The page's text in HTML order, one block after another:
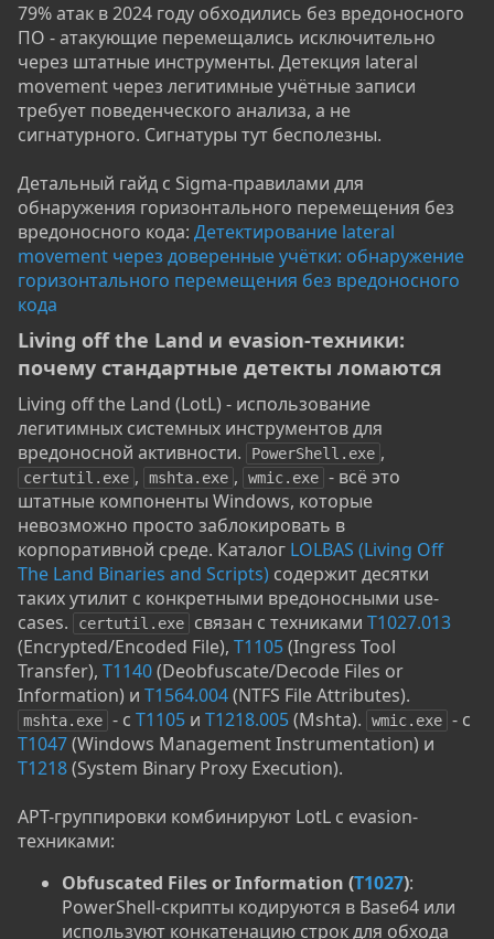
79% атак в 2024 году обходились без вредоносного
ПО - атакующие перемещались исключительно
через штатные инструменты. Детекция lateral
movement через легитимные учётные записи
требует поведенческого анализа, а не
сигнатурного. Сигнатуры тут бесполезны.
Детальный гайд с Sigma-правилами для
обнаружения горизонтального перемещения без
вредоносного кода: Детектирование lateral
movement через доверенные учётки: обнаружение
горизонтального перемещения без вредоносного
кода
Living off the Land и evasion-техники:
почему стандартные детекты ломаются​
Living off the Land (LotL) - использование
легитимных системных инструментов для
вредоносной активности.
PowerShell.exe ,
certutil.exe , mshta.exe , wmic.exe - всё это
штатные компоненты Windows, которые
невозможно просто заблокировать в
корпоративной среде. Каталог LOLBAS (Living Off
The Land Binaries and Scripts) содержит десятки
таких утилит с конкретными вредоносными use-
cases.
certutil.exe связан с техниками T1027.013
(Encrypted/Encoded File), T1105(Ingress Tool
Transfer), T1140(Deobfuscate/Decode Files or
Information) и T1564.004(NTFS File Attributes).
mshta.exe - с T1105 и T1218.005(Mshta). wmic.exe - с
T1047(Windows Management Instrumentation) и
T1218(System Binary Proxy Execution).
APT-группировки комбинируют LotL с evasion-
техниками:
Obfuscated Files or Information (T1027):
PowerShell-скрипты кодируются в Base64 или
используют конкатенацию строк для обхода